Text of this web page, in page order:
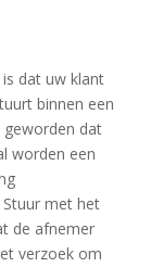
dat uw klant
binnen een
geworden dat
worden een
met het
de afnemer
verzoek om